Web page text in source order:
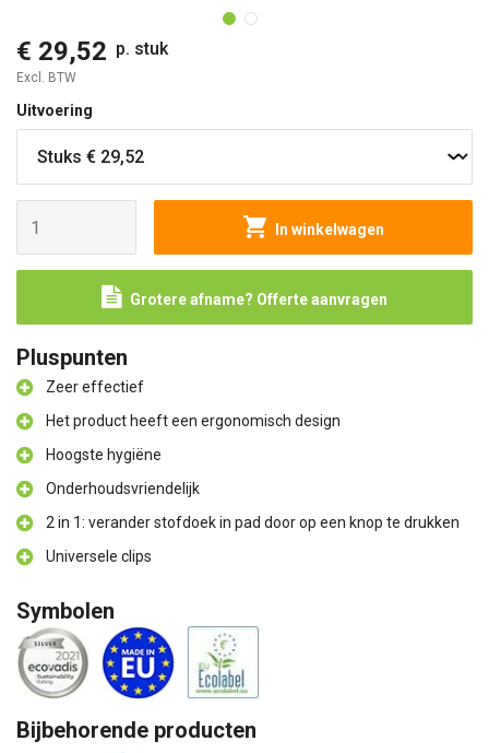
€ 29,52 p. stuk
Excl. BTW
Uitvoering
In winkelwagen
Grotere afname? Offerte aanvragen
Pluspunten
Zeer effectief
Het product heeft een ergonomisch design
Hoogste hygiëne
Onderhoudsvriendelijk
2 in 1: verander stofdoek in pad door op een knop te drukken
Universele clips
Symbolen
Bijbehorende producten